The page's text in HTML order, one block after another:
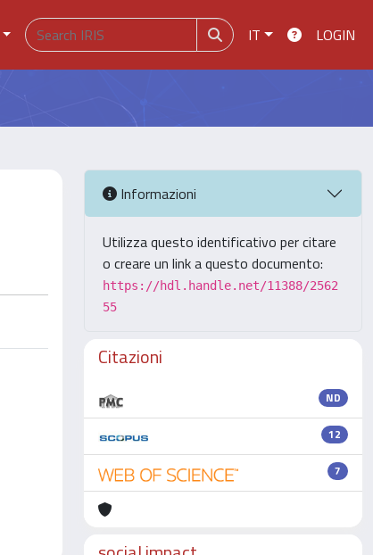
IT LOGIN
Informazioni
Utilizza questo identificativo per citare
o creare un link a questo documento:
https://hdl.handle.net/11388/2562
55
Citazioni
ND
12
7